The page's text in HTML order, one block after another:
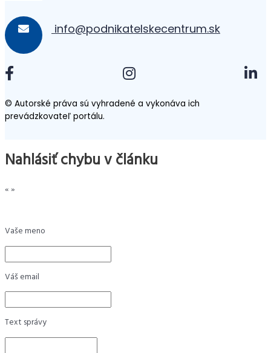
info@podnikatelskecentrum.sk
© Autorské práva sú vyhradené a vykonáva ich
prevádzkovateľ portálu.
Nahlásiť chybu v článku
«»
Vaše meno
Váš email
Text správy